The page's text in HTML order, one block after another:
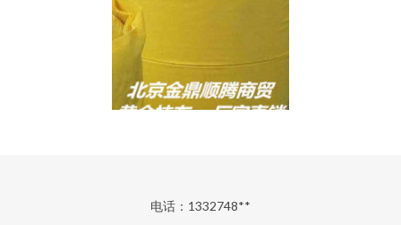
电话：1332748**